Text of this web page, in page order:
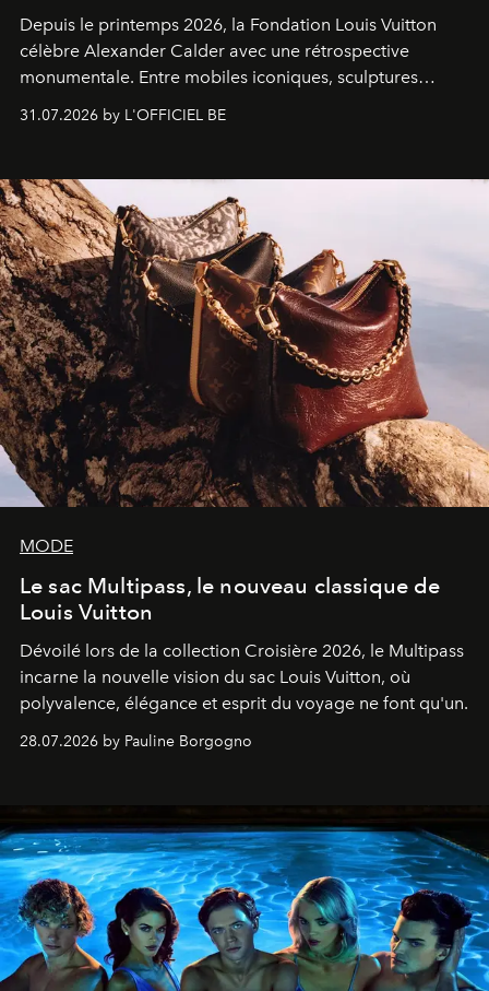
Depuis le printemps 2026, la Fondation Louis Vuitton
célèbre Alexander Calder avec une rétrospective
monumentale. Entre mobiles iconiques, sculptures
monumentales et poésie du mouvement, l'artiste
américain investit les espaces imaginés par Frank Gehry
sculpture.
31.07.2026 by L'OFFICIEL BE
MODE
Le sac Multipass, le nouveau classique de
Louis Vuitton
Dévoilé lors de la collection Croisière 2026, le Multipass
incarne la nouvelle vision du sac Louis Vuitton, où
polyvalence, élégance et esprit du voyage ne font qu'un.
28.07.2026 by Pauline Borgogno